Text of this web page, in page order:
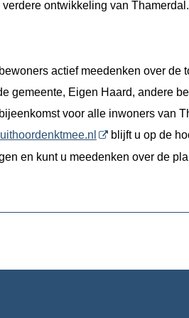
ontwikkeling van Thamerdal.
actief meedenken over de
gemeente, Eigen Haard, andere
voor alle inwoners van
uithoordenktmee.nl
blijft u op de
en kunt u meedenken over de